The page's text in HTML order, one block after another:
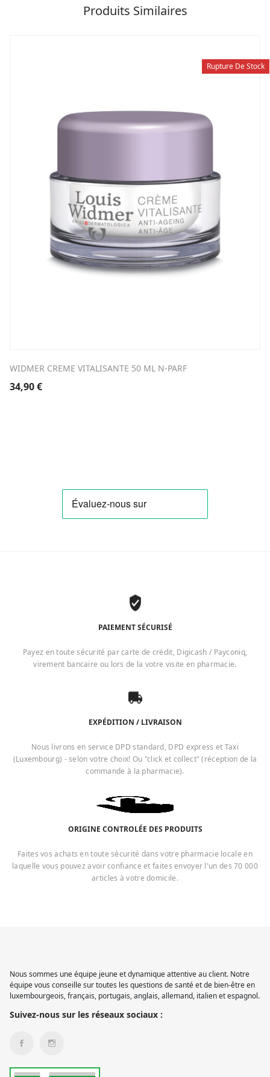
Produits Similaires
Rupture De Stock
WIDMER CREME VITALISANTE 50 ML N-PARF
34,90€
PAIEMENT SÉCURISÉ
Payez en toute sécurité par carte de crédit, Digicash / Payconiq,
virement bancaire ou lors de la votre visite en pharmacie.
EXPÉDITION / LIVRAISON
Nous livrons en service DPD standard, DPD express et Taxi
(Luxembourg) - selon votre choix! Ou "click et collect" (réception de la
commande à la pharmacie).
ORIGINE CONTROLÉE DES PRODUITS
Faites vos achats en toute sécurité dans votre pharmacie locale en
laquelle vous pouvez avoir confiance et faites envoyer l'un des 70 000
articles à votre domicile.
Nous sommes une équipe jeune et dynamique attentive au client. Notre
équipe vous conseille sur toutes les questions de santé et de bien-être en
luxembourgeois, français, portugais, anglais, allemand, italien et espagnol.
Suivez-nous sur les réseaux sociaux :